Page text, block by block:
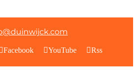
Facebook YouTube Rss